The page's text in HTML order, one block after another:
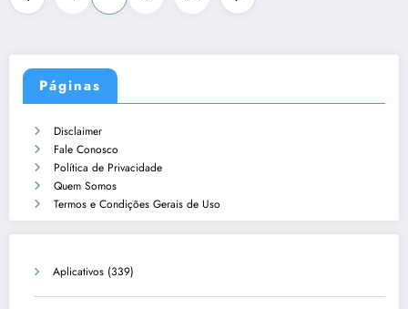
de
posts
Páginas
Disclaimer
Fale Conosco
Política de Privacidade
Quem Somos
Termos e Condições Gerais de Uso
Aplicativos (339)